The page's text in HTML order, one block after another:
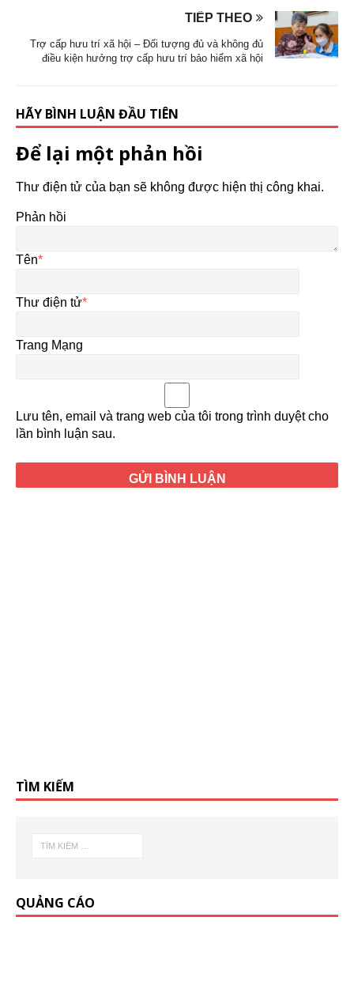
TIẾP THEO
Trợ cấp hưu trí xã hội – Đối tượng đủ và không đủ
điều kiện hưởng trợ cấp hưu trí bảo hiểm xã hội
HÃY BÌNH LUẬN ĐẦU TIÊN
Để lại một phản hồi
Thư điện tử của bạn sẽ không được hiện thị công khai.
Phản hồi
Tên*
Thư điện tử*
Trang Mạng
Lưu tên, email và trang web của tôi trong trình duyệt cho
lần bình luận sau.
TÌM KIẾM
QUẢNG CÁO